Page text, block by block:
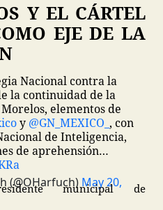
Y EL CÁRTEL
EJE DE LA
Nacional contra la
la continuidad de la
elementos de
y @GN_MEXICO_ , con
de Inteligencia,
de aprehensión…
(@OHarfuch)municipal de